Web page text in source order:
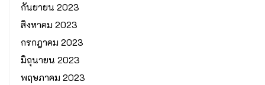
กันยายน 2023
สิงหาคม 2023
กรกฎาคม 2023
มิถุนายน 2023
พฤษภาคม 2023